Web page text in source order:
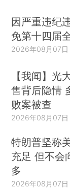
因严重违纪
免第十四届
2026年08月07日
【我闻】光
售背后隐情
败案被查
2026年08月07日
特朗普坚称
充足 但不会
多
2026年08月07日